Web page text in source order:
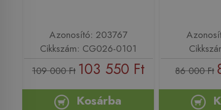
Azonosító: 203767
Cikkszám: CG026-0101
109 000 Ft 103 550 Ft
Kosárba
86 000 Ft